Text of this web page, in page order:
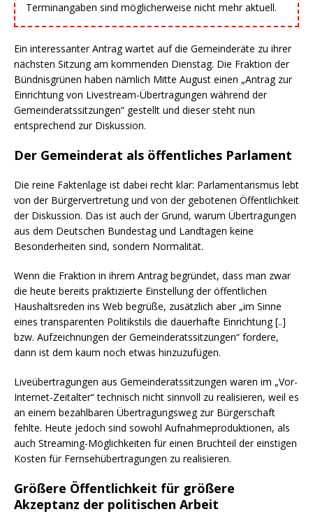
Terminangaben sind möglicherweise nicht mehr aktuell.
Ein interessanter Antrag wartet auf die Gemeinderäte zu ihrer
nächsten Sitzung am kommenden Dienstag. Die Fraktion der
Bündnisgrünen haben nämlich Mitte August einen „Antrag zur
Einrichtung von Livestream-Übertragungen während der
Gemeinderatssitzungen“ gestellt und dieser steht nun
entsprechend zur Diskussion.
Der Gemeinderat als öffentliches Parlament
Die reine Faktenlage ist dabei recht klar: Parlamentarismus lebt
von der Bürgervertretung und von der gebotenen Öffentlichkeit
der Diskussion. Das ist auch der Grund, warum Übertragungen
aus dem Deutschen Bundestag und Landtagen keine
Besonderheiten sind, sondern Normalität.
Wenn die Fraktion in ihrem Antrag begründet, dass man zwar
die heute bereits praktizierte Einstellung der öffentlichen
Haushaltsreden ins Web begrüße, zusätzlich aber „im Sinne
eines transparenten Politikstils die dauerhafte Einrichtung [..]
bzw. Aufzeichnungen der Gemeinderatssitzungen“ fordere,
dann ist dem kaum noch etwas hinzuzufügen.
Liveübertragungen aus Gemeinderatssitzungen waren im „Vor-
Internet-Zeitalter“ technisch nicht sinnvoll zu realisieren, weil es
an einem bezahlbaren Übertragungsweg zur Bürgerschaft
fehlte. Heute jedoch sind sowohl Aufnahmeproduktionen, als
auch Streaming-Möglichkeiten für einen Bruchteil der einstigen
Kosten für Fernsehübertragungen zu realisieren.
Größere Öffentlichkeit für größere
Akzeptanz der politischen Arbeit